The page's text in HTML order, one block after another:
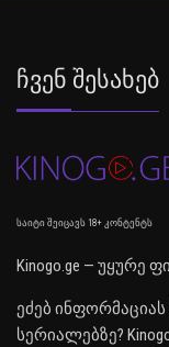
Ჩვენ Შესახებ
საიტი შეიცავს 18+ კონტენტს
Kinogo.ge —
ეძებ
სერიალებზე?